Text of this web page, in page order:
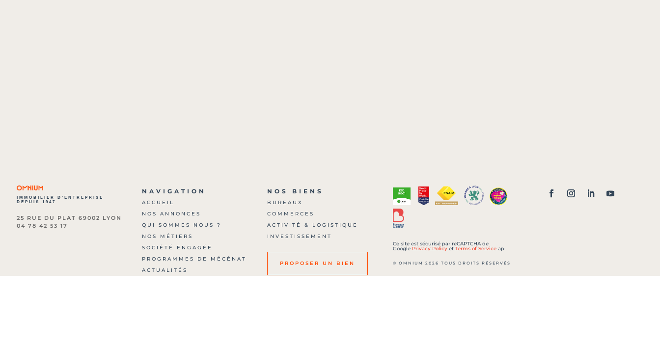
IMMOBILIER D’ENTREPRISE
DEPUIS 1947
25 RUE DU PLAT 69002 LYON
04 78 42 53 17
NAVIGATION
ACCUEIL
NOS ANNONCES
QUI SOMMES NOUS ?
NOS MÉTIERS
SOCIÉTÉ ENGAGÉE
PROGRAMMES DE MÉCÉNAT
ACTUALITÉS
NOS BIENS
BUREAUX
COMMERCES
ACTIVITÉ & LOGISTIQUE
INVESTISSEMENT
PROPOSER UN BIEN
Ce site est sécurisé par reCAPTCHA de
Google Privacy Policyet Terms of Serviceap
© OMNIUM 2026 TOUS DROITS RÉSERVÉS